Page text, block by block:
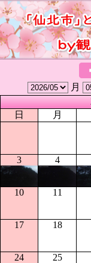
月
日
月
3 4
10 11
17 18
24 25